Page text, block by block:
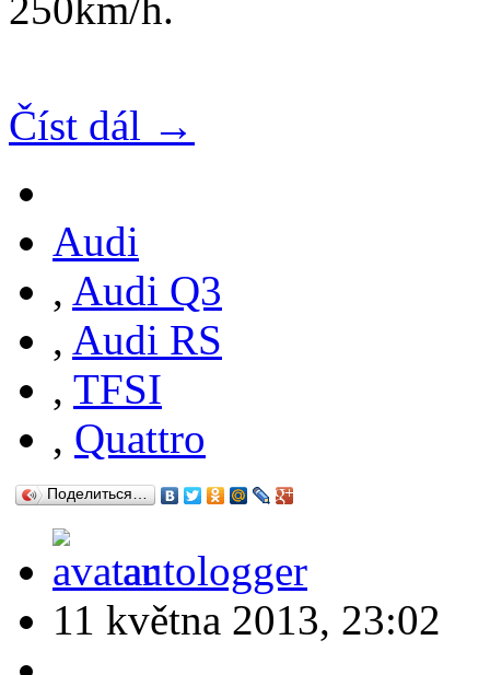
250km/h.
Číst dál →
Audi
, Audi Q3
, Audi RS
, TFSI
, Quattro
Поделиться…
autologger
11 května 2013, 23:02